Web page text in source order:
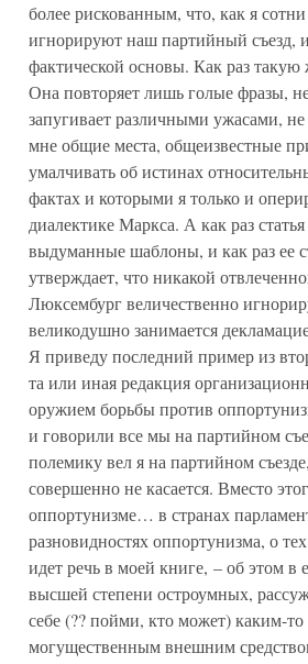
более рискованным, что, как я
игнорируют наш партийный съезд,
фактической основы. Как раз
Она повторяет лишь голые фразы,
запугивает различными ужасами,
мне общие места, общеизвестные
умалчивать об истинах
фактах и которыми я только и
диалектике Маркса. А как раз
выдуманные шаблоны, и как раз ее
утверждает, что никакой
Люксембург величественно
великодушно занимается
Я приведу последний пример из
та или иная редакция
оружием борьбы против
и говорили все мы на партийном
полемику вел я на партийном
совершенно не касается. Вместо
оппортунизме… в странах
разновидностях оппортунизма, о
идет речь в моей книге, – об этом в
высшей степени остроумных,
себе (?? пойми, кто может) каким-
могущественным внешним